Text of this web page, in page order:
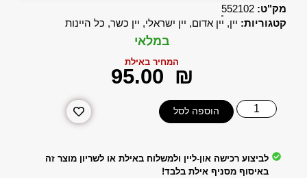
מק"ט:552102
קטגוריות: יין, יין אדום, יין ישראלי, יין כשר, כל היינות
במלאי
המחיר באילת
‎95.00 ₪
הוספה לסל
לביצוע רכישה און-ליין ולמשלוח באילת או לשריון מוצר זה
באיסוף מסניף אילת בלבד!